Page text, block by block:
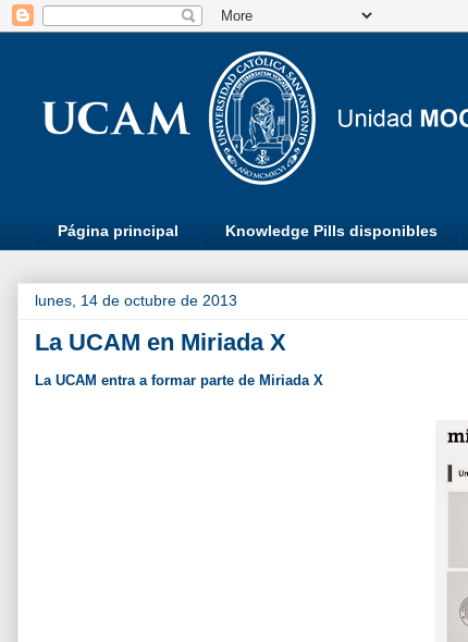
Página principal Knowledge Pills disponibles
lunes, 14 de octubre de 2013
La UCAM en Miriada X
La UCAM entra a formar parte de Miriada X